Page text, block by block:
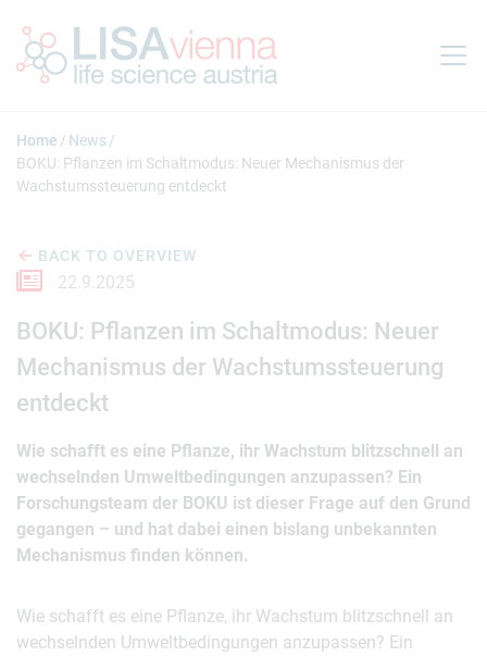
Home
News
BOKU: Pflanzen im Schaltmodus: Neuer Mechanismus der
Wachstumssteuerung entdeckt
BACK TO OVERVIEW
22.9.2025
BOKU: Pflanzen im Schaltmodus: Neuer
Mechanismus der Wachstumssteuerung
entdeckt
Wie schafft es eine Pflanze, ihr Wachstum blitzschnell an
wechselnden Umweltbedingungen anzupassen? Ein
Forschungsteam der BOKU ist dieser Frage auf den Grund
gegangen – und hat dabei einen bislang unbekannten
Mechanismus finden können.
Wie schafft es eine Pflanze, ihr Wachstum blitzschnell an
wechselnden Umweltbedingungen anzupassen? Ein